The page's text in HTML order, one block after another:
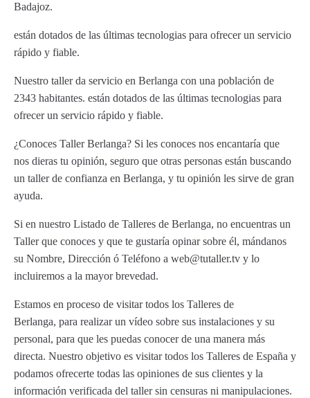
Badajoz.
están dotados de las últimas tecnologias para ofrecer un servicio
rápido y fiable.
Nuestro taller da servicio en Berlanga con una población de
2343 habitantes. están dotados de las últimas tecnologias para
ofrecer un servicio rápido y fiable.
¿Conoces Taller Berlanga? Si les conoces nos encantaría que
nos dieras tu opinión, seguro que otras personas están buscando
un taller de confianza en Berlanga, y tu opinión les sirve de gran
ayuda.
Si en nuestro Listado de Talleres de Berlanga, no encuentras un
Taller que conoces y que te gustaría opinar sobre él, mándanos
su Nombre, Dirección ó Teléfono a web@tutaller.tv y lo
incluiremos a la mayor brevedad.
Estamos en proceso de visitar todos los Talleres de
Berlanga, para realizar un vídeo sobre sus instalaciones y su
personal, para que les puedas conocer de una manera más
directa. Nuestro objetivo es visitar todos los Talleres de España y
podamos ofrecerte todas las opiniones de sus clientes y la
información verificada del taller sin censuras ni manipulaciones.